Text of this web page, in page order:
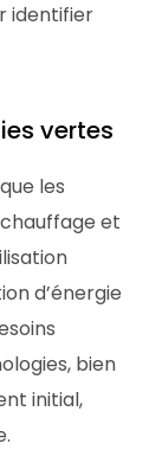
identifier
vertes
les
et
d’énergie
bien
initial,